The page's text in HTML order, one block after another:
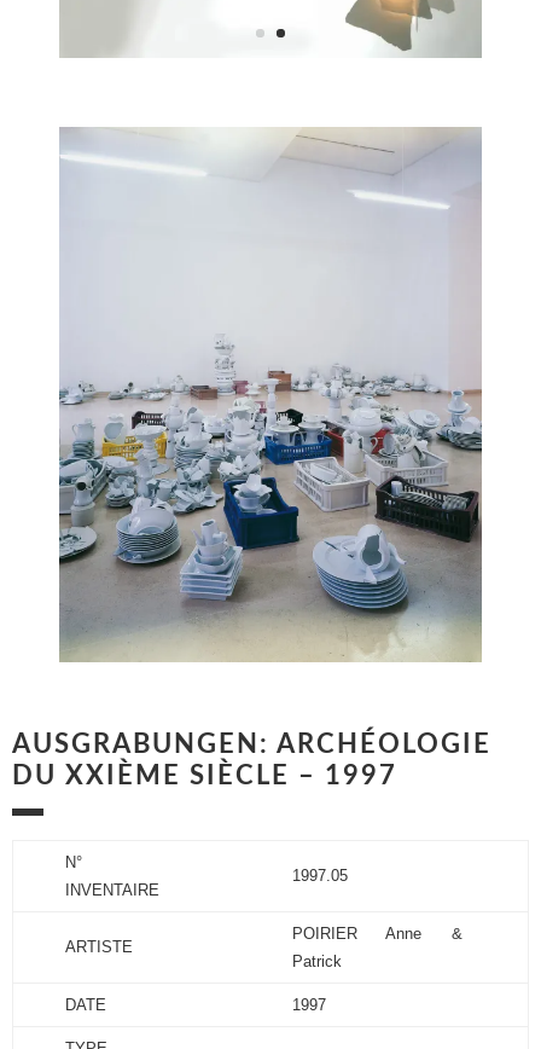
AUSGRABUNGEN: ARCHÉOLOGIE
DU XXIÈME SIÈCLE – 1997
N°
INVENTAIRE
1997.05
ARTISTE
POIRIER Anne &
Patrick
DATE 1997